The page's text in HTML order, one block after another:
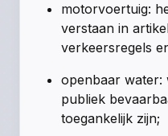
motorvoertuig:
verstaan in
verkeersregels
openbaar water:
publiek
toegankelijk zijn;